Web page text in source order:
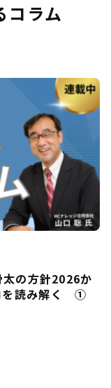
コラム
太の方針2026か
を読み解く ①